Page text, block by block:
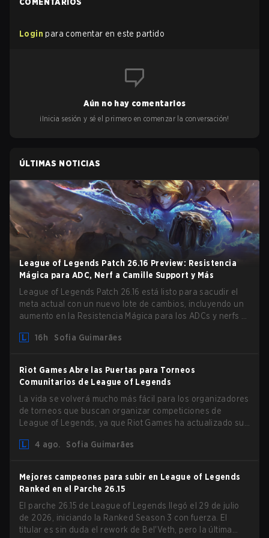
Login para comentar en este partido
Aún no hay comentarios
¡Inicia sesión y sé el primero en comenzar la conversación!
ÚLTIMAS NOTICIAS
League of Legends Patch 26.16 Preview: Resistencia
Mágica para ADC, Nerf a Camille Support y Más
League of Legends Patch 26.16 está listo para sacudir el
meta actual con un nuevo lote de cambios, incluyendo un
aumento en la Resistencia Mágica para los ADCs y nerfs a
16h
Sofia Guimarães
Riot Games Abre las Puertas para Torneos
Comunitarios de League of Legends
La vida se volverá mucho más fácil para los organizadores
de torneos que buscan organizar competiciones de
League of Legends, ya que Riot Games ha actualizado sus
eliminan varias restricciones obsoletas.
4 ago. Sofia Guimarães
Mejores campeones para subir en League of Legends
Ranked en el Parche 26.15
El parche 26.15 de League of Legends llegó el 29 de julio
de 2026, iniciando la Ranked Season 3 con fuerza. El
titular es sin duda el rework de Bel'Veth, pero la última